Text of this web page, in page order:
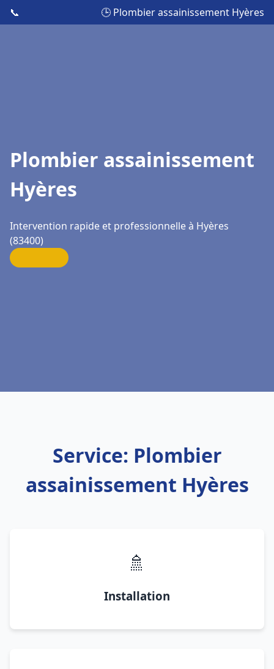
📞 🕒 Plombier assainissement Hyères
Plombier assainissement
Hyères
Intervention rapide et professionnelle à Hyères
(83400)
Service: Plombier
assainissement Hyères
🚿
Installation